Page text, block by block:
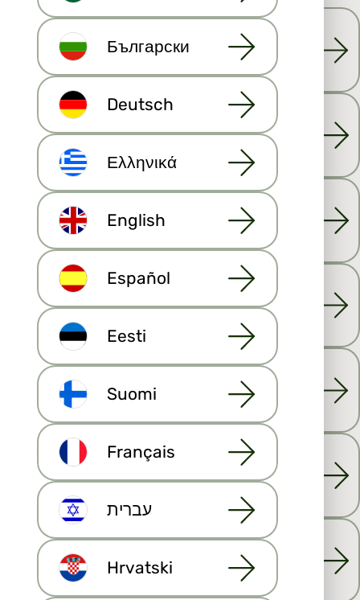
إدارة الاتصال بالعملاء
إدارة القوائم وتتبع العملاء المحتملين
إدارة الحملات التسويقية
إدارة الفواتير والوثائق
إدارة الرواتب
التدريب والدعم
Maija.io التطوير المستمر لـ
Български
Deutsch
Ελληνικά
English
Español
Eesti
Suomi
Français
עברית
Hrvatski